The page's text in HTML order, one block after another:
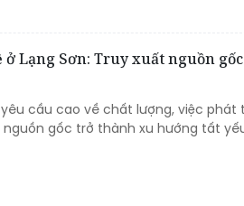
Lạng Sơn: Truy xuất nguồn
cầu cao về chất lượng, việc phát
gốc trở thành xu hướng tất